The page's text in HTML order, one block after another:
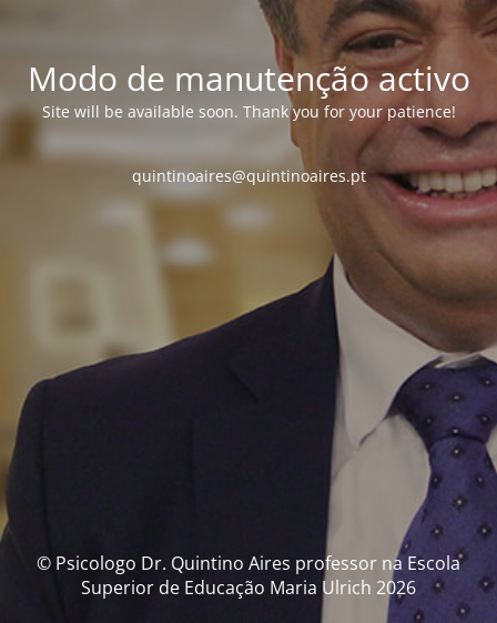
Modo de manutenção activo
Site will be available soon. Thank you for your patience!
quintinoaires@quintinoaires.pt
© Psicologo Dr. Quintino Aires professor na Escola
Superior de Educação Maria Ulrich 2026